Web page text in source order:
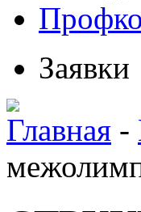
Заявки
Главная -